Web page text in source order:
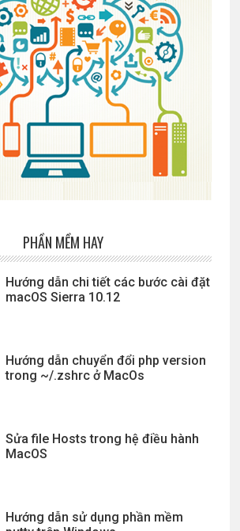
PHẦN MỀM HAY
Hướng dẫn chi tiết các bước cài đặt
macOS Sierra 10.12
Hướng dẫn chuyển đổi php version
trong ~/.zshrc ở MacOs
Sửa file Hosts trong hệ điều hành
MacOS
Hướng dẫn sử dụng phần mềm